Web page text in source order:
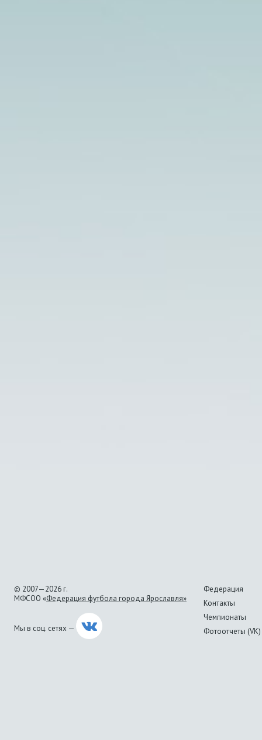
© 2007—2026 г.
МФСОО «Федерация футбола города Ярославля»
Мы в соц. сетях —
Федерация
Контакты
Чемпионаты
Фотоотчеты (VK)